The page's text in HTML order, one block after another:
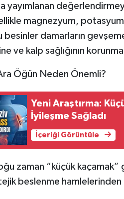
yayımlanan
magnezyum,
besinler damarların
ve kalp sağlığının
Öğün Neden Önemli?
Yeni Araştırma:
İyileşme Sağladı
İçeriği Görüntüle
zaman “küçük
beslenme hamlelerinden